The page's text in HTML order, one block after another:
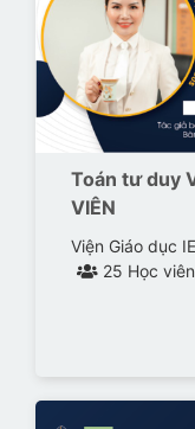
Toán tư duy
VIÊN
Viện Giáo dục
25 Học viên